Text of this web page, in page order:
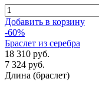
Добавить в корзину
-60%
Браслет из серебра
18 310 руб.
7 324 руб.
Длина (браслет)